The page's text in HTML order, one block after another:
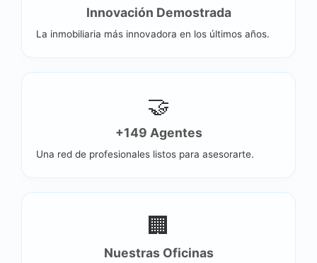
Innovación Demostrada
La inmobiliaria más innovadora en los últimos años.
🤝
+160 Agentes
Una red de profesionales listos para asesorarte.
🏢
Nuestras Oficinas